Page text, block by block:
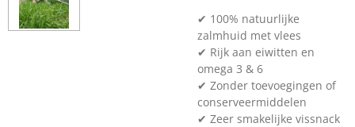
✔ 100% natuurlijke
zalmhuid met vlees
✔ Rijk aan eiwitten en
omega 3 & 6
✔ Zonder toevoegingen of
conserveermiddelen
✔ Zeer smakelijke vissnack